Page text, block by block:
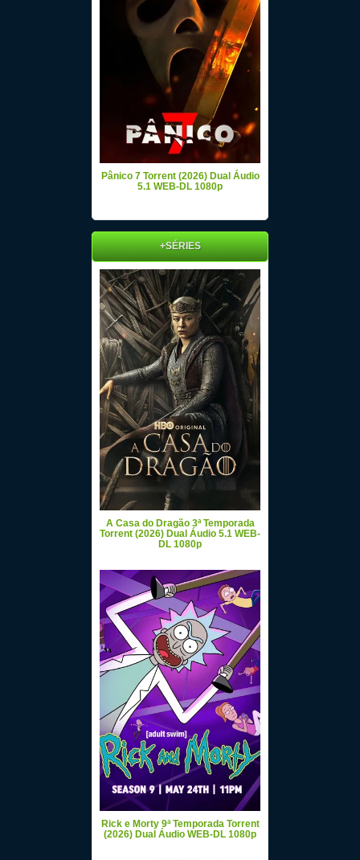
Pânico 7 Torrent (2026) Dual Áudio
5.1 WEB-DL 1080p
+SÉRIES
A Casa do Dragão 3ª Temporada
Torrent (2026) Dual Áudio 5.1 WEB-
DL 1080p
Rick e Morty 9ª Temporada Torrent
(2026) Dual Áudio WEB-DL 1080p